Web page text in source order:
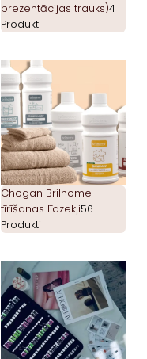
prezentācijas trauks)4
Produkti
Chogan Brilhome
tīrīšanas līdzekļi56
Produkti